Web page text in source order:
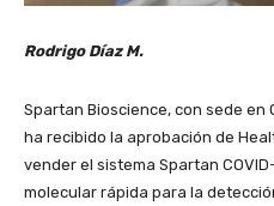
Rodrigo Díaz M.
Spartan Bioscience, con sede en
ha recibido la aprobación de
vender el sistema Spartan
molecular rápida para la